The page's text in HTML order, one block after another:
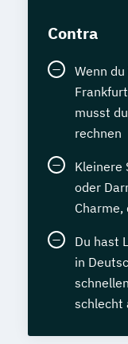
Contra
Wenn
musst
rechnen
Kleinere
oder
Charme,
Du hast
in
schlecht